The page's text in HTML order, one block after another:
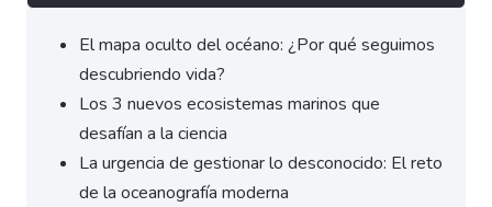
El mapa oculto del océano: ¿Por qué seguimos
descubriendo vida?
Los 3 nuevos ecosistemas marinos que
desafían a la ciencia
La urgencia de gestionar lo desconocido: El reto
de la oceanografía moderna